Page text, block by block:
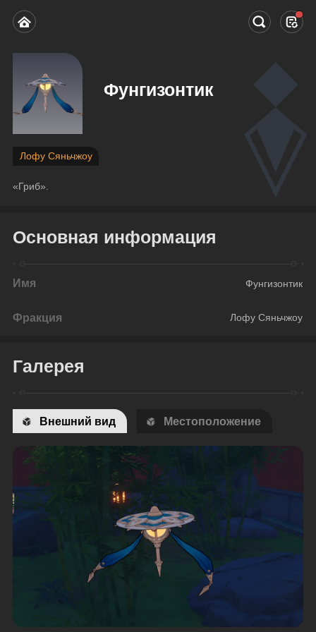
Фунгизонтик
Лофу Сяньчжоу
«Гриб».
Основная информация
Имя Фунгизонтик
Фракция Лофу Сяньчжоу
Галерея
Внешний вид Местоположение